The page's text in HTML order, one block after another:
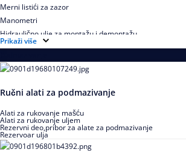
Merni listići za zazor
Manometri
Hidraulično ulje za montažu i demontažu
Prikaži više
Ručni alati za podmazivanje
Alati za rukovanje mašću
Alati za rukovanje uljem
Rezervni deo,pribor za alate za podmazivanje
Rezervoar ulja